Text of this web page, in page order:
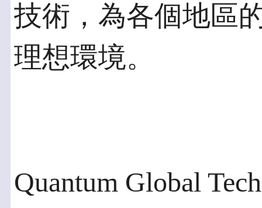
技術，為各個地區
理想環境。
Quantum Global